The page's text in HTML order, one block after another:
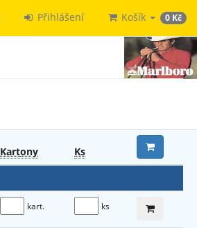
Přihlášení Košík 0 Kč
Kartony
Ks
kart. ks